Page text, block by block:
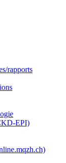
rapports
EPI)